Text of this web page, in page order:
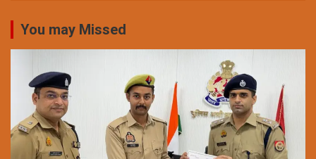
You may Missed